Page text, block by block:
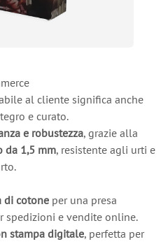
al cliente significa anche
e curato.
e robustezza, grazie alla
da 1,5 mm, resistente agli urti e
di cotone per una presa
spedizioni e vendite online.
stampa digitale, perfetta per